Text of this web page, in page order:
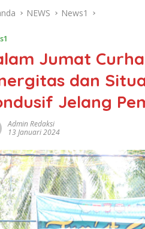
NEWS News1
Jumat
dan
Jelang
Admin Redaksi
13 Januari 2024